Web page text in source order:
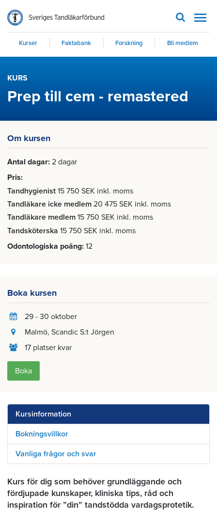
Kurser Faktabank Forskning Bli medlem
KURS
Prep till cem - remastered
Om kursen
Antal dagar 2 dagar
Pris
Tandhygienist 15 750 SEK inkl. moms
Tandläkare icke medlem 20 475 SEK inkl. moms
Tandläkare medlem 15 750 SEK inkl. moms
Tandsköterska 15 750 SEK inkl. moms
Odontologiska poäng 12
Boka kursen
29 - 30 oktober
Malmö, Scandic S:t Jörgen
17 platser kvar
Boka
Kursinformation
Bokningsvillkor
Vanliga frågor och svar
Kurs för dig som behöver grundläggande och
fördjupade kunskaper, kliniska tips, råd och
inspiration för ”din” tandstödda vardagsprotetik.